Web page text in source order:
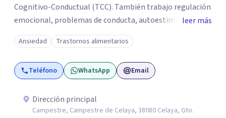
Cognitivo-Conductual (TCC). También trabajo regulación
emocional, problemas de conducta, autoestima y
desarrollo de habilidades sociales y emocionales en
población infantil y juvenil. Me mantengo en constante
formación y actualización para brindar el
acompañamiento más efectivo a cada persona. Ofrezco
alimentación consciente, adaptado a las necesidades de
cada paciente y su familia. Atiendo de forma online.
leer más
Ansiedad Trastornos alimentarios
Teléfono WhatsApp Email
Dirección principal
Campestre, Campestre de Celaya, 38080 Celaya, Gto.